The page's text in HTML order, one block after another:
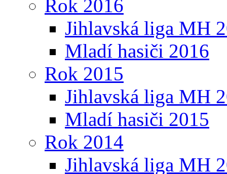
Rok 2016
Jihlavská liga MH
Mladí hasiči 2016
Rok 2015
Jihlavská liga MH
Mladí hasiči 2015
Rok 2014
Jihlavská liga MH